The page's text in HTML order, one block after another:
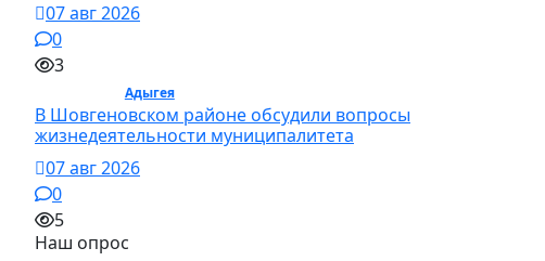
07 авг 2026
0
3
Адыгея/ Общество
В Шовгеновском районе обсудили вопросы
жизнедеятельности муниципалитета
07 авг 2026
0
5
Наш опрос